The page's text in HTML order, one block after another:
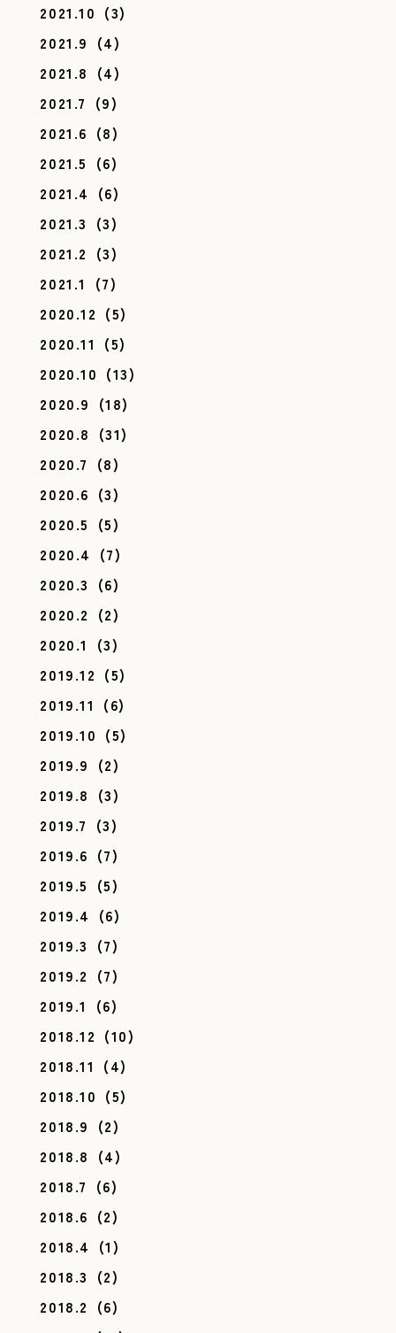
2021.10 (3)
2021.9 (4)
2021.8 (4)
2021.7 (9)
2021.6 (8)
2021.5 (6)
2021.4 (6)
2021.3 (3)
2021.2 (3)
2021.1
(7)
2020.12 (5)
2020.11 (5)
2020.10 (13)
2020.9 (18)
2020.8 (31)
2020.7 (8)
2020.6 (3)
2020.5 (5)
2020.4 (7)
2020.3 (6)
2020.2 (2)
2020.1
(3)
2019.12 (5)
2019.11 (6)
2019.10 (5)
2019.9 (2)
2019.8 (3)
2019.7 (3)
2019.6 (7)
2019.5 (5)
2019.4 (6)
2019.3 (7)
2019.2 (7)
2019.1
(6)
2018.12 (10)
2018.11 (4)
2018.10 (5)
2018.9 (2)
2018.8 (4)
2018.7 (6)
2018.6 (2)
2018.4 (1)
2018.3 (2)
2018.2 (6)